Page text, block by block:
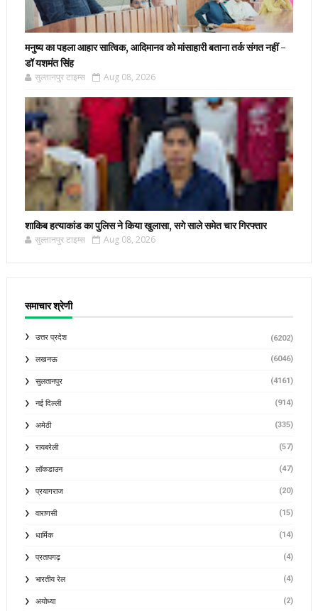
मनुष्य का पहला आहार सात्विक, आदिमानव को मांसाहारी बताना तर्क संगत नहीं -
डॉ यशमंत सिंह
सुल्तानपुर टाइम्स Aug 08, 2026
शाकिब हत्याकांड का पुलिस ने किया खुलासा, सगे साले समेत चार गिरफ्तार
सुल्तानपुर टाइम्स Aug 08, 2026
समाचार श्रेणी
उत्तर प्रदेश (6202)
लखनऊ (6046)
सुलतानपुर (4161)
नई दिल्ली (914)
अमेठी (335)
रायबरेली (57)
लॉकडाउन (47)
प्रयागराज (20)
वाराणसी (15)
धार्मिक (14)
प्रतापगढ़ (4)
भारतीय रेल (4)
अयोध्या (2)